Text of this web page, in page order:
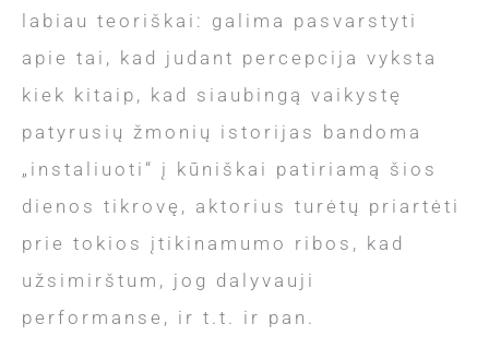
labiau teoriškai: galima pasvarstyti
apie tai, kad judant percepcija vyksta
kiek kitaip, kad siaubingą vaikystę
patyrusių žmonių istorijas bandoma
„instaliuoti“ į kūniškai patiriamą šios
dienos tikrovę, aktorius turėtų priartėti
prie tokios įtikinamumo ribos, kad
užsimirštum, jog dalyvauji
performanse, ir t.t. ir pan.